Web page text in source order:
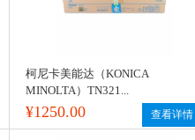
柯尼卡美能达（KONICA
MINOLTA）TN321...
¥1250.00 查看详情